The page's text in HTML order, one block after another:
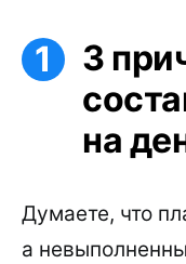
3
на
Думаете, что
а